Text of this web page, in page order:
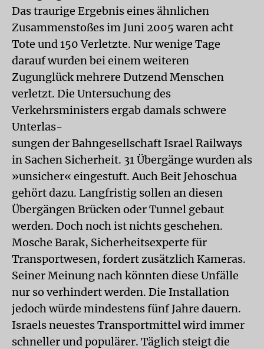
Das traurige Ergebnis eines ähnlichen
Zusammenstoßes im Juni 2005 waren acht
Tote und 150 Verletzte. Nur wenige Tage
darauf wurden bei einem weiteren
Zugunglück mehrere Dutzend Menschen
verletzt. Die Untersuchung des
Verkehrsministers ergab damals schwere
Unterlas-
sungen der Bahngesellschaft Israel Railways
in Sachen Sicherheit. 31 Übergänge wurden als
»unsicher« eingestuft. Auch Beit Jehoschua
gehört dazu. Langfristig sollen an diesen
Übergängen Brücken oder Tunnel gebaut
werden. Doch noch ist nichts geschehen.
Mosche Barak, Sicherheitsexperte für
Transportwesen, fordert zusätzlich Kameras.
Seiner Meinung nach könnten diese Unfälle
nur so verhindert werden. Die Installation
jedoch würde mindestens fünf Jahre dauern.
Israels neuestes Transportmittel wird immer
schneller und populärer. Täglich steigt die